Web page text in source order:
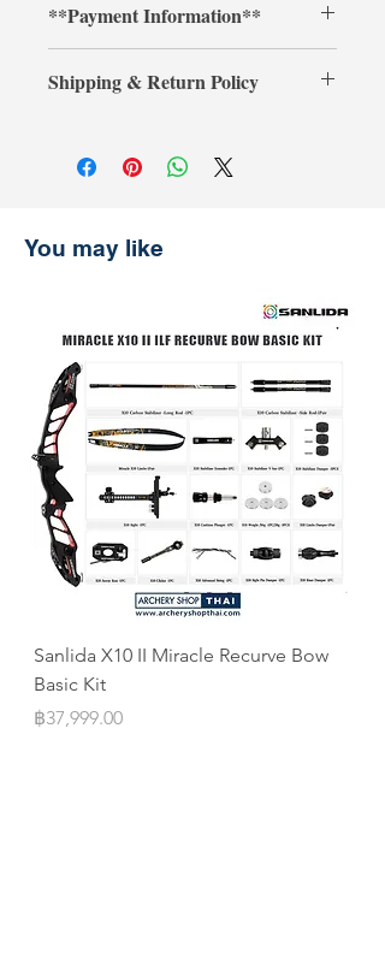
ArcheryShopThai! If you find a lower
price on our website within 30 days of
your purchase, simply present your
payment receipt, and we'll refund the
รับประกันราคานาน 30 วัน
ของเราภายใน 30 วันหลังจากการซื้อ
**Payment Information**
additional 3% processing fee.**
Shipping & Return Policy
การจัดส่งและการคืนสินค้า
You may like
Sanlida X10 II Miracle Recurve Bow
Basic Kit
Price
฿37,999.00